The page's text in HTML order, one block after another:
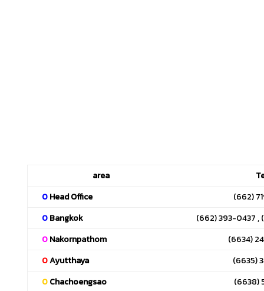
area
0Head Office
(662)
0Bangkok
(662) 393-0437 ,
0Nakornpathom
(6634)
0Ayutthaya
(6635)
0 Chachoengsao
(6638)